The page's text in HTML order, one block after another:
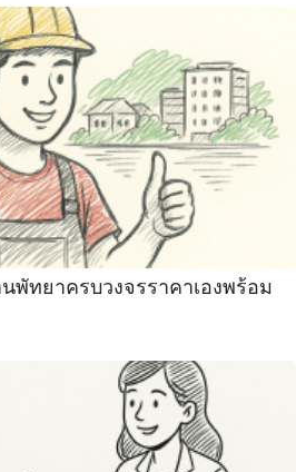
พัทยาครบวงจรราคาเองพร้อม